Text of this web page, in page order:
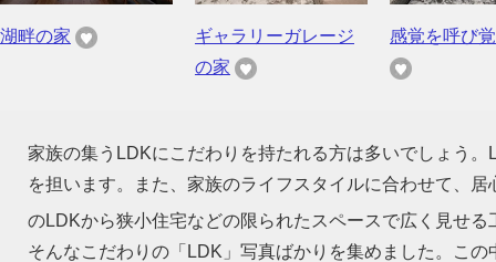
湖畔の家
ギャラリーガレージ
の家
感覚を呼び
家族の集うLDKにこだわりを持たれる方は多いでしょう
を担います。また、家族のライフスタイルに合わせて、
のLDKから狭小住宅などの限られたスペースで広く見せ
そんなこだわりの「LDK」写真ばかりを集めました。こ